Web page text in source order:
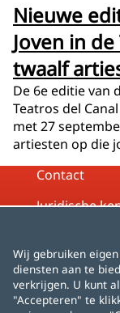
Nieuwe
Joven in
twaalf
De 6e editie van
Teatros del
met 27
artiesten op die
Contact
Juridische
Cookiebeleid
Sitemap
Wij gebruiken
diensten aan te
verkrijgen. U kunt
"Accepteren" te